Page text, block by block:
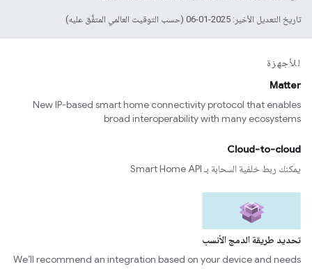
تاريخ التعديل الأخير: 2025-01-06 (حسب التوقيت العالمي المتفَّق عليه)
للأجهزة
Matter
New IP-based smart home connectivity protocol that enables
broad interoperability with many ecosystems
Cloud-to-cloud
يمكنك ربط خلفية السحابة بـ Smart Home API
تحديد طريقة الدمج الأنسب
We’ll recommend an integration based on your device and needs